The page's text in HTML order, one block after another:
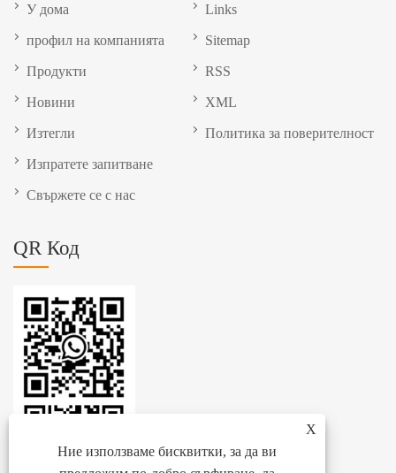
X
Ние използваме бисквитки, за да ви
У дома
профил на компанията
Продукти
Новини
Изтегли
Изпратете запитване
Свържете се с нас
Links
Sitemap
RSS
XML
Политика за поверителност
QR Код